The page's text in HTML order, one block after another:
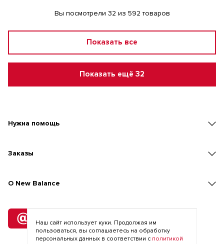
Вы посмотрели 32 из 592 товаров
Показать все
Показать ещё 32
Нужна помощь
Заказы
O New Balance
на рассылку
Наш сайт использует куки. Продолжая им
пользоваться, вы соглашаетесь на обработку
персональных данных в соответствии с политикой